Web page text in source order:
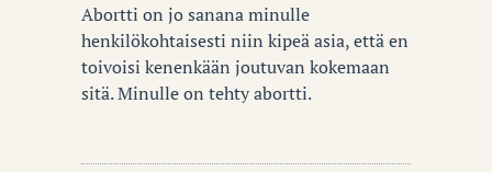
Abortti on jo sanana minulle
henkilökohtaisesti niin kipeä asia, että en
toivoisi kenenkään joutuvan kokemaan
sitä. Minulle on tehty abortti.